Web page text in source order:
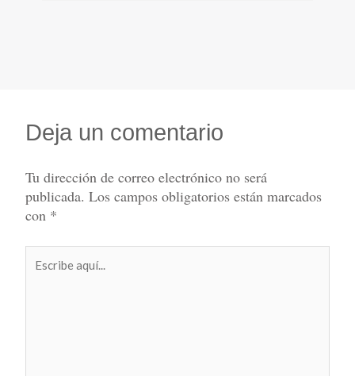
Deja un comentario
Tu dirección de correo electrónico no será
publicada. Los campos obligatorios están marcados
con *
aquí...